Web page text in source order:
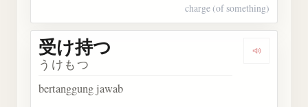
charge (of something)
受け持つ
うけもつ
bertanggung jawab